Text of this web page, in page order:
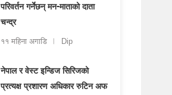
परिवर्तन गर्नेछन् मन-माताको दाता
चन्द्र
११ महिना अगाडि Dip
नेपाल र वेस्ट इन्डिज सिरिजको
प्रत्यक्ष प्रशारण अधिकार रुटिन अफ